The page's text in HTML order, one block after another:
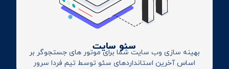
سئو سایت
بهینه سازی وب سایت شما برای موتور های جستجوگر بر
اساس آخرین استانداردهای سئو توسط تیم فردا سرور